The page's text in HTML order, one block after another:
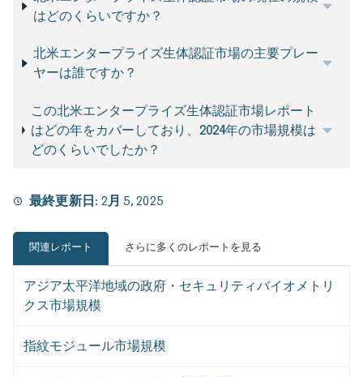
はどのくらいですか？
北米エンタープライズ生体認証市場の主要プレー
ヤーは誰ですか？
この北米エンタープライズ生体認証市場レポート
はどの年をカバーしており、2024年の市場規模は
どのくらいでしたか？
最終更新日: 2月 5, 2025
関連レポート さらに多くのレポートを見る
アジア太平洋地域の政府・セキュリティバイオメトリ
クス市場規模
指紋モジュール市場規模